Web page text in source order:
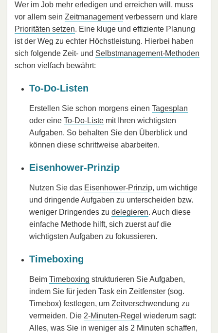
Wer im Job mehr erledigen und erreichen will, muss
vor allem sein Zeitmanagementverbessern und klare
Prioritäten setzen. Eine kluge und effiziente Planung
ist der Weg zu echter Höchstleistung. Hierbei haben
sich folgende Zeit- und Selbstmanagement-Methoden
schon vielfach bewährt:
To-Do-Listen
Erstellen Sie schon morgens einen Tagesplan
oder eine To-Do-Liste mit Ihren wichtigsten
Aufgaben. So behalten Sie den Überblick und
können diese schrittweise abarbeiten.
Eisenhower-Prinzip
Nutzen Sie das Eisenhower-Prinzip, um wichtige
und dringende Aufgaben zu unterscheiden bzw.
weniger Dringendes zu delegieren. Auch diese
einfache Methode hilft, sich zuerst auf die
wichtigsten Aufgaben zu fokussieren.
Timeboxing
Beim Timeboxing strukturieren Sie Aufgaben,
indem Sie für jeden Task ein Zeitfenster (sog.
Timebox) festlegen, um Zeitverschwendung zu
vermeiden. Die 2-Minuten-Regel wiederum sagt:
Alles, was Sie in weniger als 2 Minuten schaffen,